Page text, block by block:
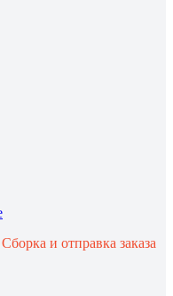
и отправка заказа